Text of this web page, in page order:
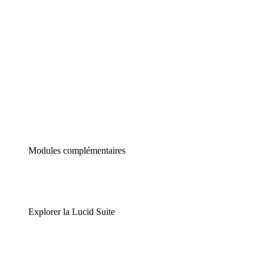
Modules complémentaires
Explorer la Lucid Suite